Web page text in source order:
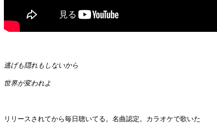
逃げも隠れもしないから
世界が変われよ
リリースされてから毎日聴いてる。名曲認定。カラオケで歌いた